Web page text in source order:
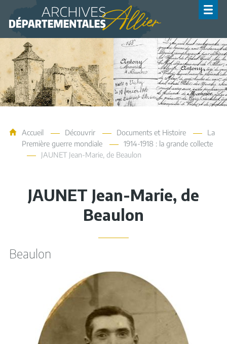
Archives de l'Allier
Accueil Découvrir Documents et Histoire
La
Première guerre mondiale
1914-1918 : la grande collecte
JAUNET Jean-Marie, de Beaulon
JAUNET Jean-Marie, de
Beaulon
Beaulon